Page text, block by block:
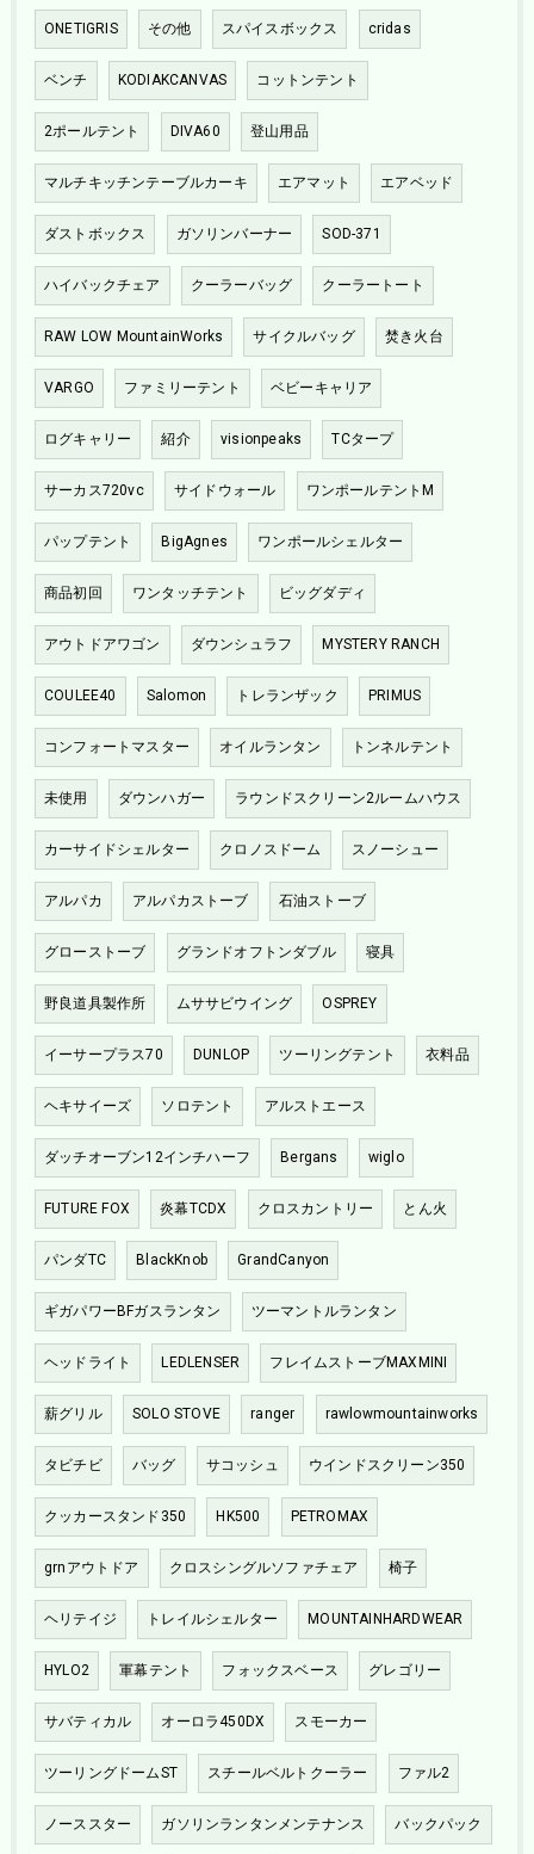
ONETIGRIS その他 スパイスボックス cridas
ベンチ KODIAKCANVAS コットンテント
2ポールテント DIVA60 登山用品
マルチキッチンテーブルカーキ エアマット エアベッド
ダストボックス ガソリンバーナー SOD-371
ハイバックチェア クーラーバッグ クーラートート
RAW LOW MountainWorks サイクルバッグ 焚き火台
VARGO ファミリーテント ベビーキャリア
ログキャリー 紹介 visionpeaks TCタープ
サーカス720vc サイドウォール ワンポールテントM
パップテント BigAgnes ワンポールシェルター
商品初回 ワンタッチテント ビッグダディ
アウトドアワゴン ダウンシュラフ MYSTERY RANCH
COULEE40 Salomon トレランザック PRIMUS
コンフォートマスター オイルランタン トンネルテント
未使用 ダウンハガー ラウンドスクリーン2ルームハウス
カーサイドシェルター クロノスドーム スノーシュー
アルパカ アルパカストーブ 石油ストーブ
グローストーブ グランドオフトンダブル 寝具
野良道具製作所 ムササビウイング OSPREY
イーサープラス70 DUNLOP ツーリングテント 衣料品
ヘキサイーズ ソロテント アルストエース
ダッチオーブン12インチハーフ Bergans wiglo
FUTURE FOX 炎幕TCDX クロスカントリー とん火
パンダTC BlackKnob GrandCanyon
ギガパワーBFガスランタン ツーマントルランタン
ヘッドライト LEDLENSER フレイムストーブMAXMINI
薪グリル SOLO STOVE ranger rawlowmountainworks
タビチビ バッグ サコッシュ ウインドスクリーン350
クッカースタンド350 HK500 PETROMAX
grnアウトドア クロスシングルソファチェア 椅子
ヘリテイジ トレイルシェルター MOUNTAINHARDWEAR
HYLO2 軍幕テント フォックスベース グレゴリー
サバティカル オーロラ450DX スモーカー
ツーリングドームST スチールベルトクーラー ファル2
ノーススター ガソリンランタンメンテナンス バックパック